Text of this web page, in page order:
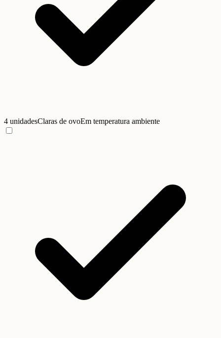
4 unidadesClaras de ovoEm temperatura ambiente